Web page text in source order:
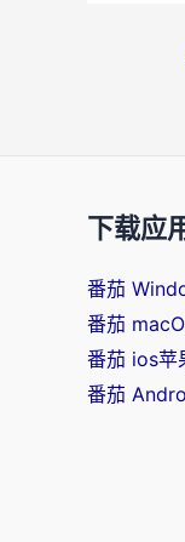
下载应
番茄
番茄
番茄 ios苹
番茄